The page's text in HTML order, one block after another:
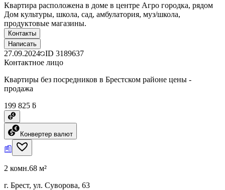
Квартира расположена в доме в центре Агро городка, рядом
Дом культуры, школа, сад, амбулатория, муз/школа,
продуктовые магазины.
Контакты
Написать
27.09.2024 ID 3189637
Контактное лицо
Квартиры без посредников в Брестском районе цены -
продажа
199 825 ƃ
Конвертер валют
2 комн.68 м²
г. Брест, ул. Суворова, 63